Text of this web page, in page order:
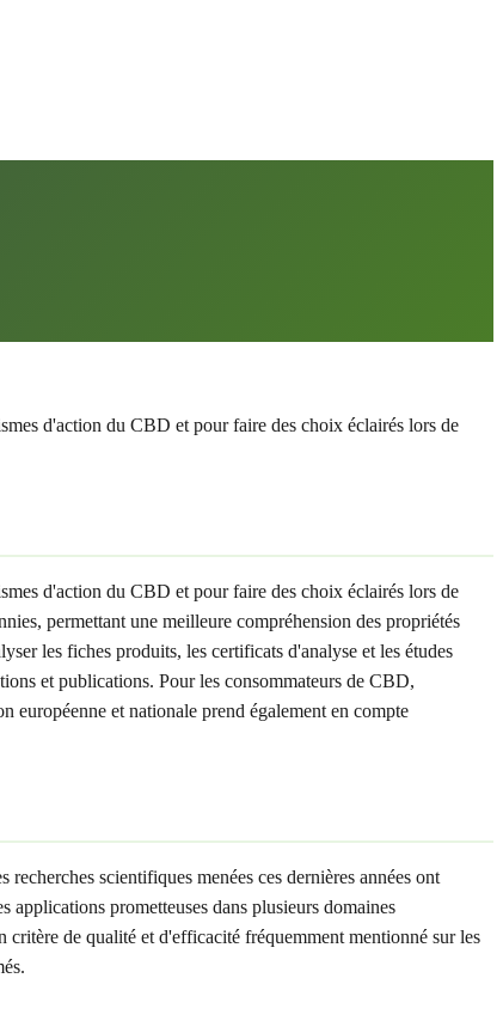
d'action du CBD et pour faire des choix éclairés lors de
d'action du CBD et pour faire des choix éclairés lors de
permettant une meilleure compréhension des propriétés
les fiches produits, les certificats d'analyse et les études
et publications. Pour les consommateurs de CBD,
et nationale prend également en compte
scientifiques menées ces dernières années ont
prometteuses dans plusieurs domaines
de qualité et d'efficacité fréquemment mentionné sur les